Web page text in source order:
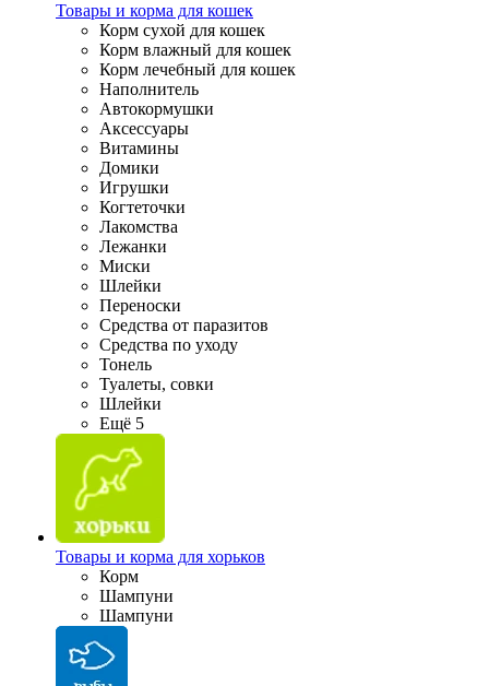
Товары и корма для кошек
Корм сухой для кошек
Корм влажный для кошек
Корм лечебный для кошек
Наполнитель
Автокормушки
Аксессуары
Витамины
Домики
Игрушки
Когтеточки
Лакомства
Лежанки
Миски
Шлейки
Переноски
Средства от паразитов
Средства по уходу
Тонель
Туалеты, совки
Шлейки
Ещё 5
Товары и корма для хорьков
Корм
Шампуни
Шампуни